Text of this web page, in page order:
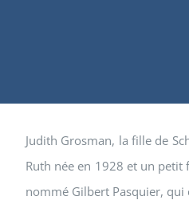
Judith Grosman, la fille de
Ruth née en 1928 et un petit
nommé Gilbert Pasquier, qui